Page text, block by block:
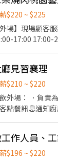
$220 ~ $225
外場】現場顧客服
17:00 17:00-
見習襄理
$210 ~ $220
外場： ．負責
點餐訊息通知
責擺盤、打包外帶服務。 (中間空檔時段為休息時間) 10:30-
作人員、
$196 ~ $220